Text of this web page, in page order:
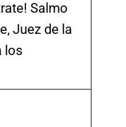
Salmo
Juez de la
los